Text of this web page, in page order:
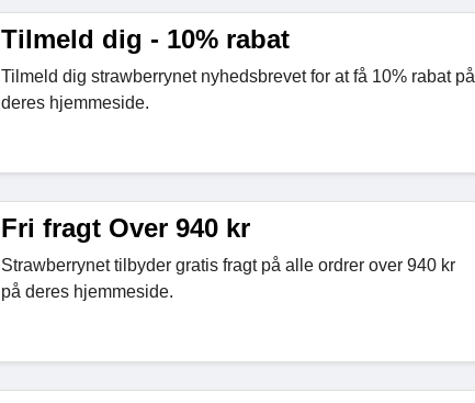
Tilmeld dig - 10% rabat
Tilmeld dig strawberrynet nyhedsbrevet for at få 10% rabat på
deres hjemmeside.
Fri fragt Over 940 kr
Strawberrynet tilbyder gratis fragt på alle ordrer over 940 kr
på deres hjemmeside.